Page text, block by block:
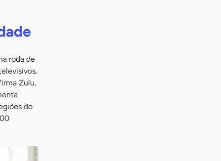
roda de
Zulu,
do